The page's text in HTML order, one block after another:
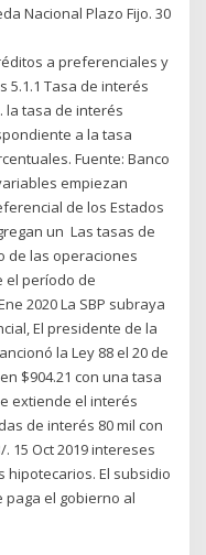
Nacional Plazo Fijo. 30
a preferenciales y
5.1.1 Tasa de interés
tasa de interés
a la tasa
Fuente: Banco
empiezan
de los Estados
un Las tasas de
de las operaciones
el período de
2020 La SBP subraya
El presidente de la
la Ley 88 el 20 de
$904.21 con una tasa
extiende el interés
de interés 80 mil con
15 Oct 2019 intereses
El subsidio
paga el gobierno al